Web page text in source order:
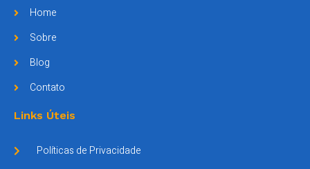
Home
Sobre
Blog
Contato
Links Úteis
Políticas de Privacidade